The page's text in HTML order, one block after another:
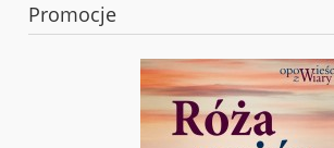
Promocje